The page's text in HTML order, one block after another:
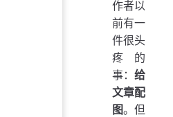
作者以
前有一
件很头
疼的
事： 给
文章配
图。但